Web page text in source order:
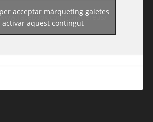
guiadereus/
acceptar màrqueting galetes
activar aquest contingut